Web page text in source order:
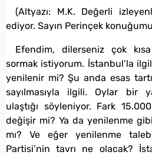
(Altyazı: M.K. Değerli
ediyor. Sayın Perinçek
Efendim, dilerseniz çok
sormak istiyorum. İstanbul’la
yenilenir mi? Şu anda esas
sayılmasıyla ilgili. Oylar bir
ulaştığı söyleniyor. Fark
değişir mi? Ya da yenilenme
mı? Ve eğer yenilenme
Partisi’nin tavrı ne olacak?